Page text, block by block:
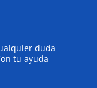
duda
tu ayuda